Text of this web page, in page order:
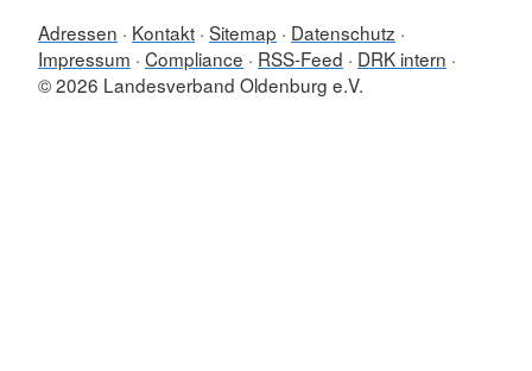
Adressen Kontakt Sitemap
Datenschutz
Impressum Compliance RSS-Feed
DRK intern
© 2026 Landesverband Oldenburg e.V.